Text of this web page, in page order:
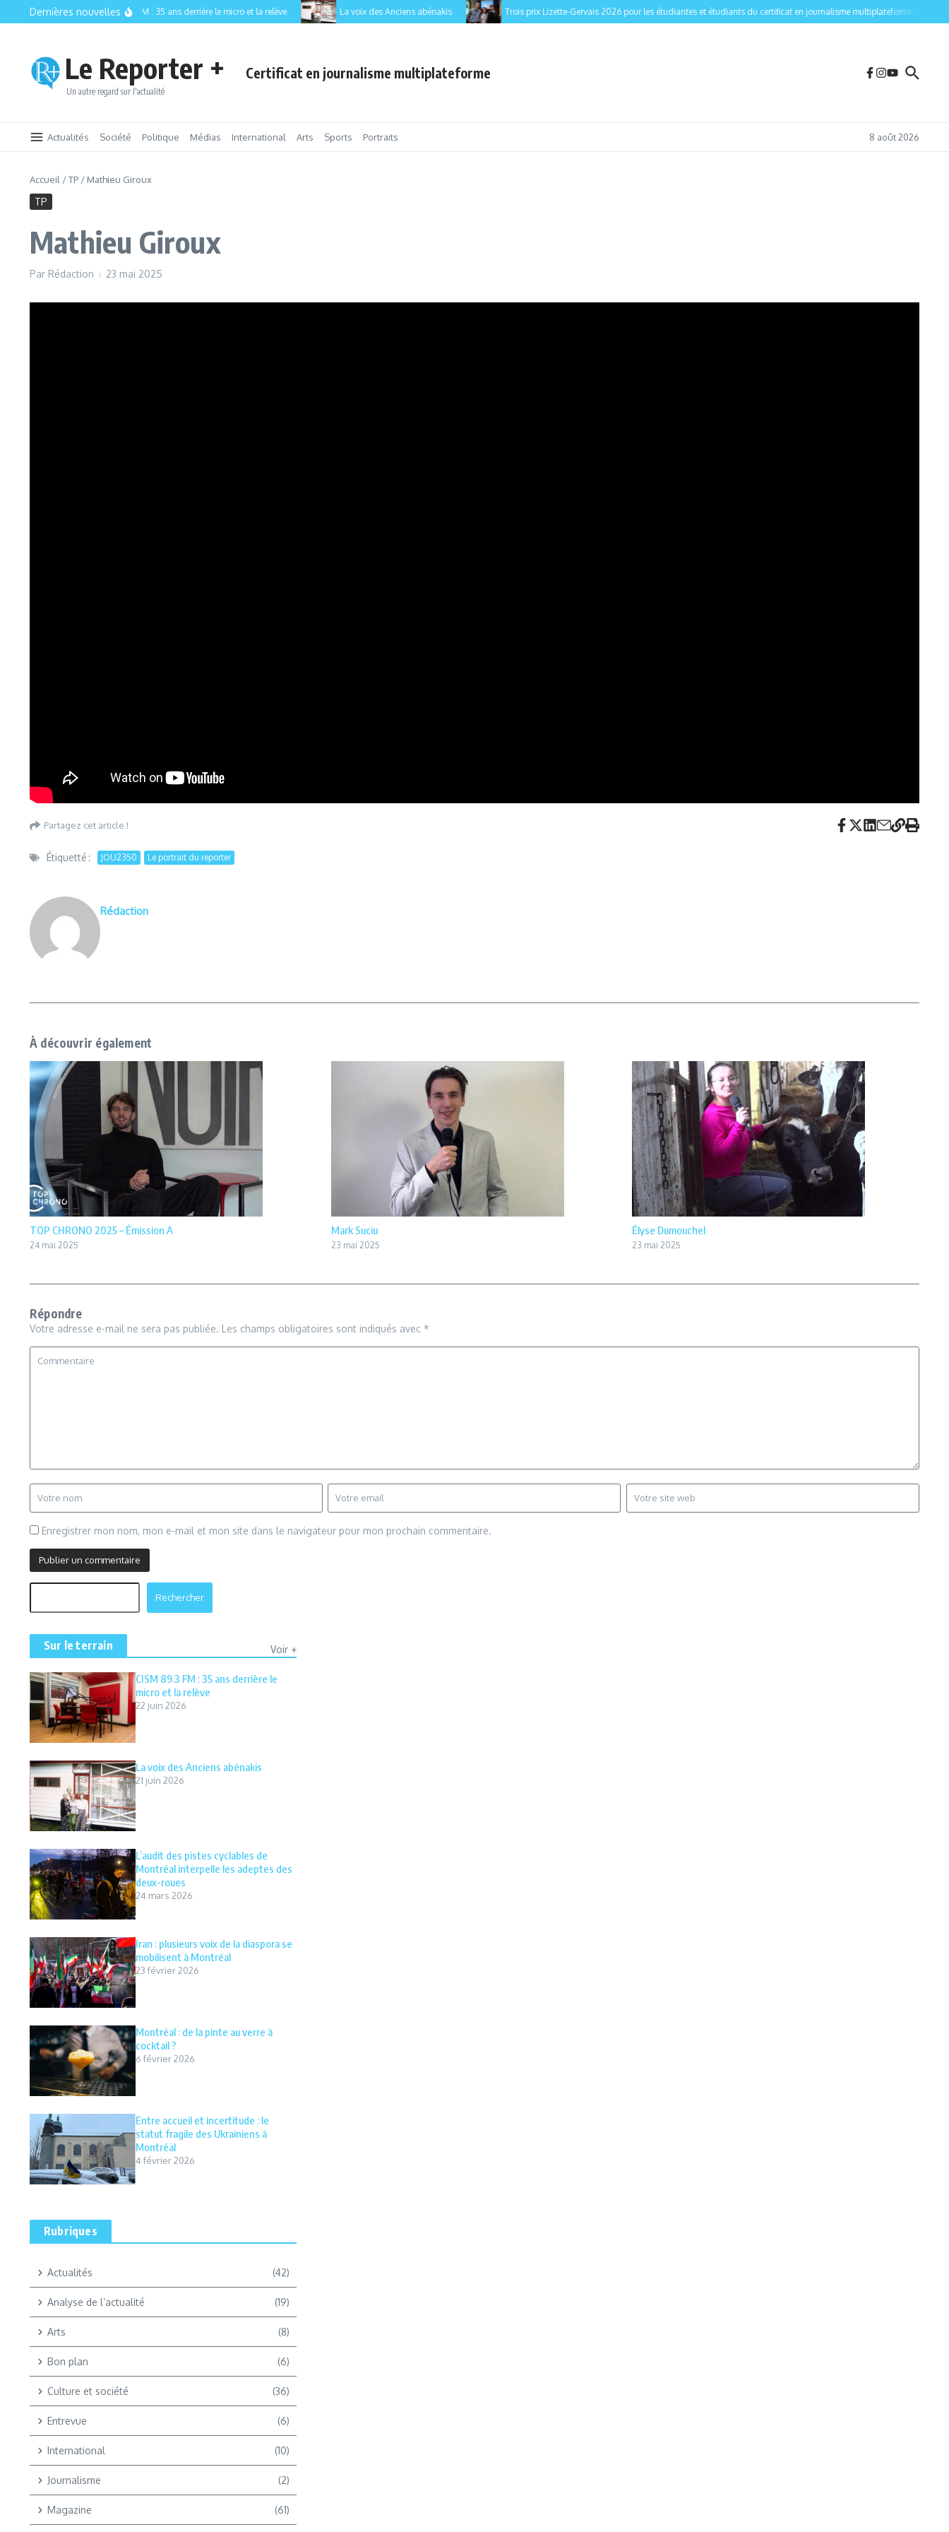
Aller au contenu
Dernières nouvellesCISM 89.3 FM : 35 ans derrière le micro et la relève La voix des Anciens abénakis Trois prix Lizette-Gervais 2026 pour les étudiantes et étudiants du certificat en journalisme multiplateforme de
Le Reporter +
Un autre regard sur l'actualité
Certificat en journalisme multiplateforme
Actualités Société Politique Médias International Arts Sports Portraits 8 août 2026
Accueil /TP / Mathieu Giroux
TP
Mathieu Giroux
Par Rédaction 23 mai 2025
Partagez cet article !
Étiquetté : JOU2350 Le portrait du reporter
Rédaction
À découvrir également
TOP CHRONO 2025 – Émission A
24 mai 2025
Mark Suciu
23 mai 2025
Élyse Dumouchel
23 mai 2025
Répondre
Votre adresse e-mail ne sera pas publiée. Les champs obligatoires sont indiqués avec *
Enregistrer mon nom, mon e-mail et mon site dans le navigateur pour mon prochain commentaire.
Rechercher
Sur le terrain Voir +
CISM 89.3 FM : 35 ans derrière le
micro et la relève
22 juin 2026
La voix des Anciens abénakis
21 juin 2026
L’audit des pistes cyclables de
Montréal interpelle les adeptes des
deux-roues
24 mars 2026
Iran : plusieurs voix de la diaspora se
mobilisent à Montréal
23 février 2026
Montréal : de la pinte au verre à
cocktail ?
6 février 2026
Entre accueil et incertitude : le
statut fragile des Ukrainiens à
Montréal
4 février 2026
Rubriques
Actualités (42)
Analyse de l’actualité (19)
Arts (8)
Bon plan (6)
Culture et société (36)
Entrevue (6)
International (10)
Journalisme (2)
Magazine (61)